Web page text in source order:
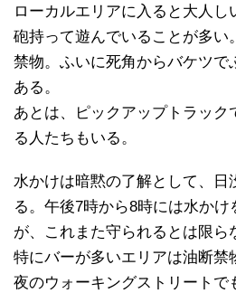
ローカルエリアに入ると大人し
砲持って遊んでいることが多い
禁物。ふいに死角からバケツで
ある。
あとは、ピックアップトラック
る人たちもいる。
水かけは暗黙の了解として、日
る。午後7時から8時には水かけ
が、これまた守られるとは限ら
特にバーが多いエリアは油断禁
夜のウォーキングストリートで